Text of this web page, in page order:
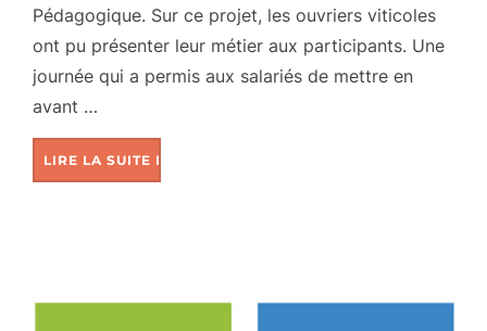
Pédagogique. Sur ce projet, les ouvriers viticoles
ont pu présenter leur métier aux participants. Une
journée qui a permis aux salariés de mettre en
avant …
LIRE LA SUITE DE